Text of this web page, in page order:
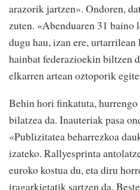
arazorik jartzen». Ondoren,
zuten. «Abenduaren 31 baino
dugu hau, izan ere,
hainbat federazioekin biltzen
elkarren artean oztoporik
Behin hori finkatuta,
bilatzea da. Inauteriak pasa
«Publizitatea beharrezkoa
izateko. Rallyesprinta
euroko kostua du, eta diru
iragarkietatik sartzen da.